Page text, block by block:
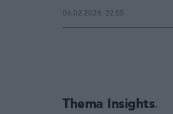
06.02.2024, 22:55
Thema Insights